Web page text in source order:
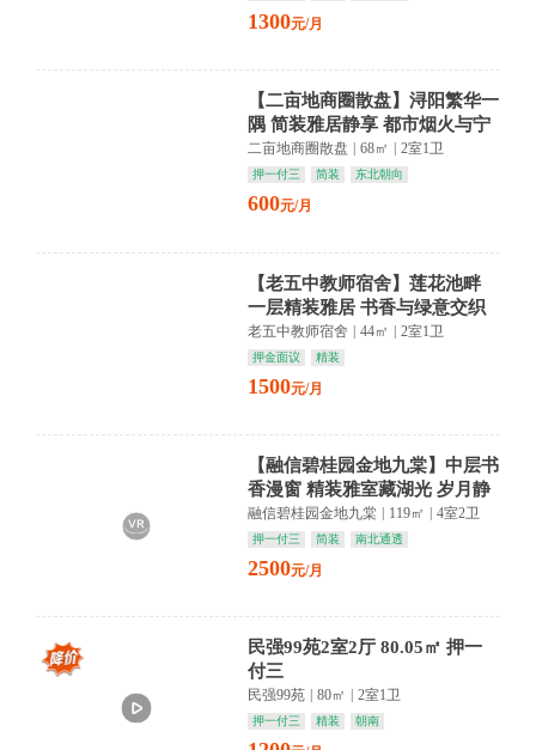
1300元/月
【二亩地商圈散盘】浔阳繁华一
隅 简装雅居静享 都市烟火与宁
静交织
二亩地商圈散盘 68㎡ 2室1卫
押一付三 简装 东北朝向
600元/月
【老五中教师宿舍】莲花池畔
一层精装雅居 书香与绿意交织
静享悠然时光
老五中教师宿舍 | 44㎡ | 2室1卫
押金面议 精装
1500元/月
【融信碧桂园金地九棠】中层书
香漫窗 精装雅室藏湖光 岁月静
好入梦来
融信碧桂园金地九棠 119㎡ 4室2卫
押一付三 简装 南北通透
2500元/月
民强99苑2室2厅 80.05㎡ 押一
付三
民强99苑 80㎡ 2室1卫
押一付三 精装 朝南